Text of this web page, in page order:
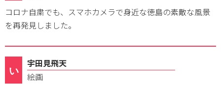
コロナ自粛でも、スマホカメラで身近な徳島の素敵な風景
を再発見しました。
い
宇田見飛天
絵画